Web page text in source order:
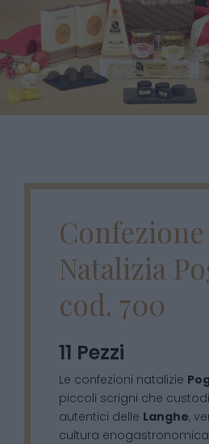
Confezione
Natalizia
cod. 700
11 Pezzi
Le confezioni natalizie
piccoli scrigni che
autentici delle Langhe,
cultura